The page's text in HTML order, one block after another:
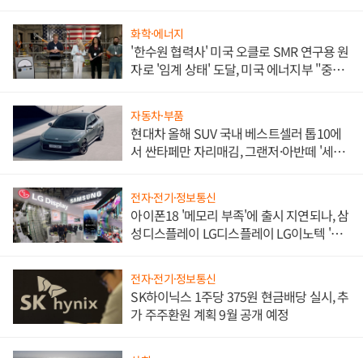
화학·에너지
'한수원 협력사' 미국 오클로 SMR 연구용 원
자로 '임계 상태' 도달, 미국 에너지부 "중요
자동차·부품
현대차 올해 SUV 국내 베스트셀러 톱10에
서 싼타페만 자리매김, 그랜저·아반떼 '세단
전자·전기·정보통신
아이폰18 '메모리 부족'에 출시 지연되나, 삼
성디스플레이 LG디스플레이 LG이노텍 '탈
전자·전기·정보통신
SK하이닉스 1주당 375원 현금배당 실시, 추
가 주주환원 계획 9월 공개 예정